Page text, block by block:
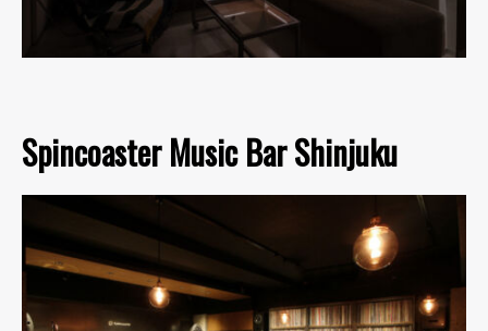
Spincoaster Music Bar Shinjuku